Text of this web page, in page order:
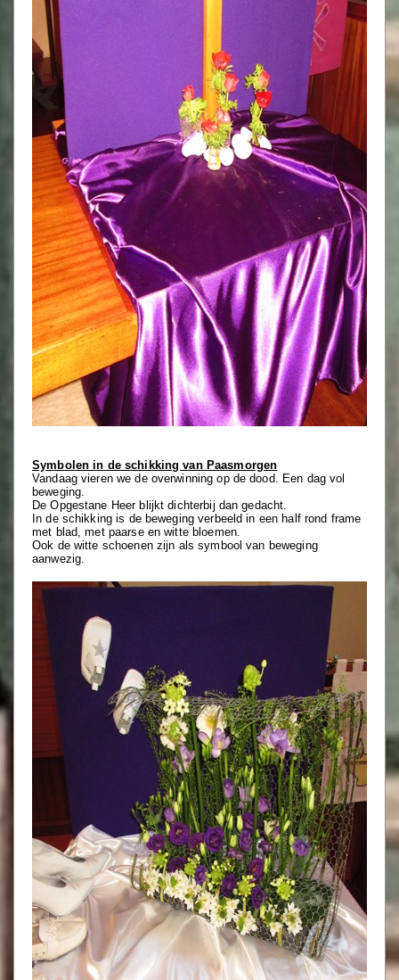
Symbolen in de schikking van Paasmorgen
Vandaag vieren we de overwinning op de dood. Een dag vol
beweging.
De Opgestane Heer blijkt dichterbij dan gedacht.
In de schikking is de beweging verbeeld in een half rond frame
met blad, met paarse en witte bloemen.
Ook de witte schoenen zijn als symbool van beweging
aanwezig.